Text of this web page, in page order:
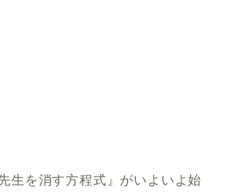
生を消す方程式』がいよいよ始